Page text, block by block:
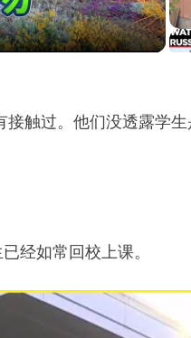
触过。他们没透露学
经如常回校上课。